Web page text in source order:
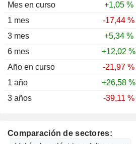
Mes en curso
+1,05 %
1 mes
-17,44 %
3 mes
+5,34 %
6 mes
+12,02 %
Año en curso
-21,97 %
1 año
+26,58 %
3 años
-39,11 %
Comparación de sectores: